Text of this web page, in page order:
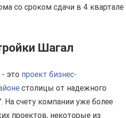
со сроком сдачи в 4 квартале
Шагал
это проект бизнес-
столицы от надежного
На счету компании уже более
проектов, некоторые из